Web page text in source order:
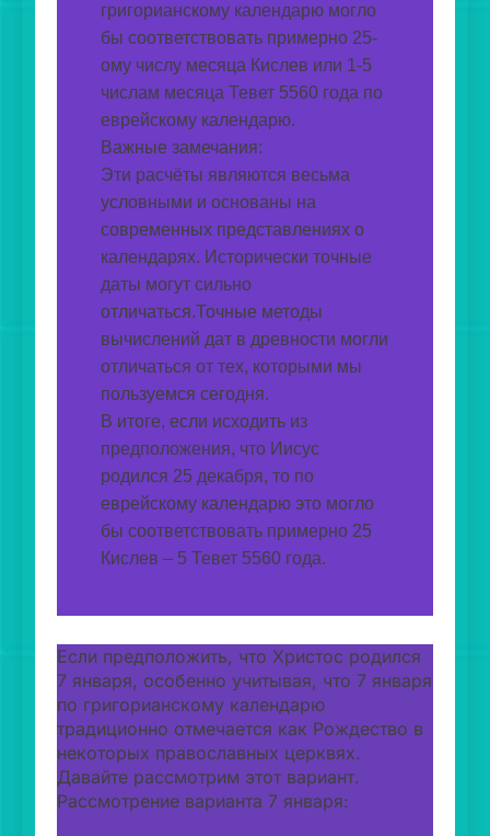
григорианскому календарю могло
бы соответствовать примерно 25-
ому числу месяца Кислев или 1-5
числам месяца Тевет 5560 года по
еврейскому календарю.
Важные замечания:
Эти расчёты являются весьма
условными и основаны на
современных представлениях о
календарях. Исторически точные
даты могут сильно
отличаться.Точные методы
вычислений дат в древности могли
отличаться от тех, которыми мы
пользуемся сегодня.
В итоге, если исходить из
предположения, что Иисус
родился 25 декабря, то по
еврейскому календарю это могло
бы соответствовать примерно 25
Кислев – 5 Тевет 5560 года.
Если предположить, что Христос родился
7 января, особенно учитывая, что 7 января
по григорианскому календарю
традиционно отмечается как Рождество в
некоторых православных церквях.
Давайте рассмотрим этот вариант.
Рассмотрение варианта 7 января: